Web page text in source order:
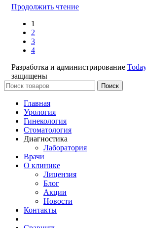
Продолжить чтение
1
2
3
4
Разработка и администрирование
защищены
Поиск
Главная
Урология
Гинекология
Стоматология
Диагностика
Лаборатория
Врачи
О клинике
Лицензия
Блог
Акции
Новости
Контакты